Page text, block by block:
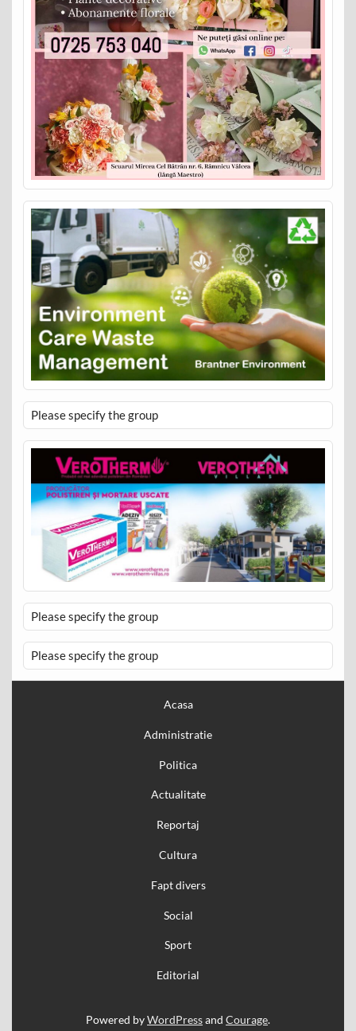
Please specify the group
Please specify the group
Please specify the group
Acasa
Administratie
Politica
Actualitate
Reportaj
Cultura
Fapt divers
Social
Sport
Editorial
Powered byWordPressand Courage.